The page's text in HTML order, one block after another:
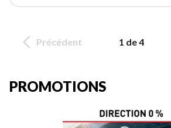
Précédent 1 de 4
PROMOTIONS